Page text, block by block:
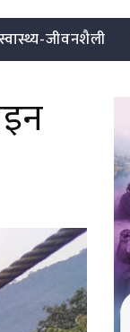
जीवनशैली